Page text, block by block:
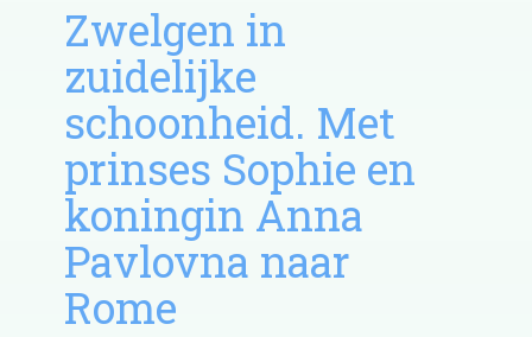
Zwelgen in
zuidelijke
schoonheid. Met
prinses Sophie en
koningin Anna
Pavlovna naar
Rome